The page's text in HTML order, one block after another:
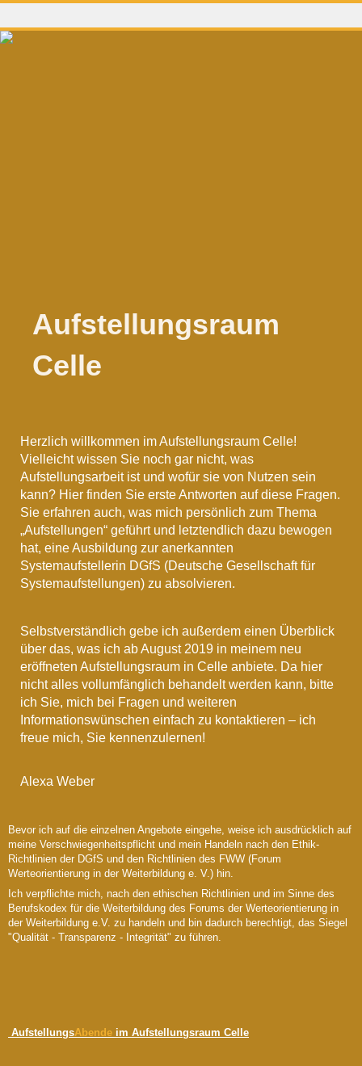
Aufstellungsraum
Celle
Herzlich willkommen im Aufstellungsraum Celle!
Vielleicht wissen Sie noch gar nicht, was
Aufstellungsarbeit ist und wofür sie von Nutzen sein
kann? Hier finden Sie erste Antworten auf diese Fragen.
Sie erfahren auch, was mich persönlich zum Thema
„Aufstellungen“ geführt und letztendlich dazu bewogen
hat, eine Ausbildung zur anerkannten
Systemaufstellerin DGfS (Deutsche Gesellschaft für
Systemaufstellungen) zu absolvieren.
Selbstverständlich gebe ich außerdem einen Überblick
über das, was ich ab August 2019 in meinem neu
eröffneten Aufstellungsraum in Celle anbiete. Da hier
nicht alles vollumfänglich behandelt werden kann, bitte
ich Sie, mich bei Fragen und weiteren
Informationswünschen einfach zu kontaktieren – ich
freue mich, Sie kennenzulernen!
Alexa Weber
Bevor ich auf die einzelnen Angebote eingehe, weise ich ausdrücklich auf
meine Verschwiegenheitspflicht und mein Handeln nach den Ethik-
Richtlinien der DGfS und den Richtlinien des FWW (Forum
Werteorientierung in der Weiterbildung e. V.) hin.
Ich verpflichte mich, nach den ethischen Richtlinien und im Sinne des
Berufskodex für die Weiterbildung des Forums der Werteorientierung in
der Weiterbildung e.V. zu handeln und bin dadurch berechtigt, das Siegel
"Qualität - Transparenz - Integrität" zu führen.
AufstellungsAbende im Aufstellungsraum Celle